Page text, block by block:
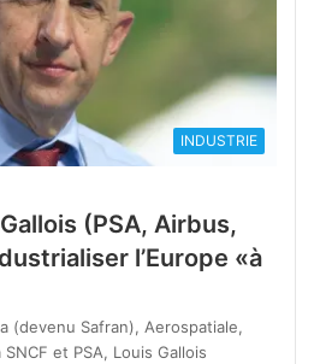
INDUSTRIE
(PSA, Airbus,
l’Europe «à
(devenu Safran), Aerospatiale,
et PSA, Louis Gallois